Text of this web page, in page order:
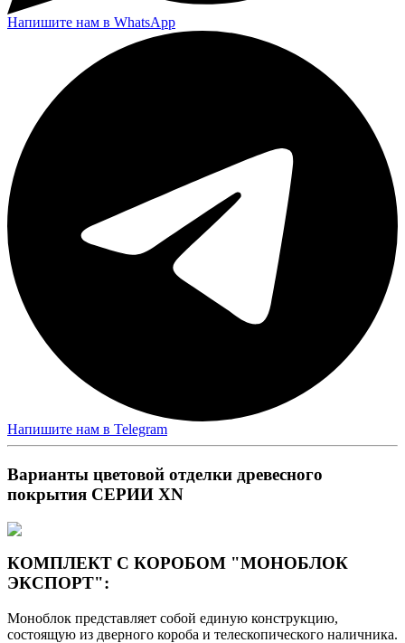
Напишите нам в WhatsApp
Напишите нам в Telegram
Варианты цветовой отделки древесного
покрытия СЕРИИ XN
КОМПЛЕКТ С КОРОБОМ "МОНОБЛОК
ЭКСПОРТ":
Моноблок представляет собой единую конструкцию,
состоящую из дверного короба и телескопического наличника.